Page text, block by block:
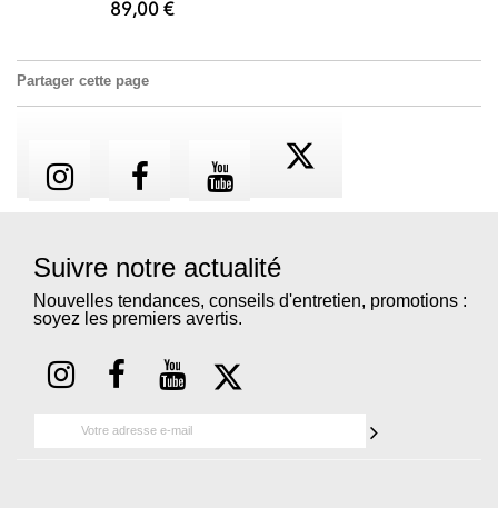
89,00 €
Partager cette page
Suivre notre actualité
Nouvelles tendances, conseils d'entretien, promotions :
soyez les premiers avertis.